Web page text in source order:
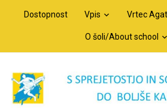
Dostopnost Vpis Vrtec
O šoli/About school